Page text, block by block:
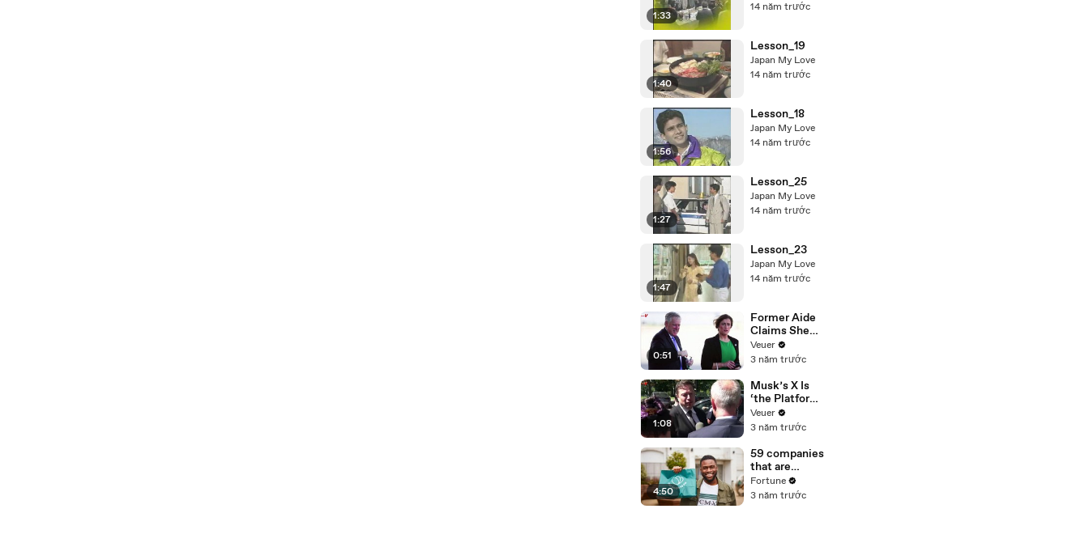
1:33
14 năm trước
1:40
Lesson_19
Japan My Love
14 năm trước
1:56
Lesson_18
Japan My Love
14 năm trước
1:27
Lesson_25
Japan My Love
14 năm trước
1:47
Lesson_23
Japan My Love
14 năm trước
0:51
Former Aide
Claims She
Was Asked to
Make a ‘Hit
Trump
Veuer
3 năm trước
1:08
Musk’s X Is
‘the Platform
With the
Largest Ratio
Misinformatio
n or
Disinformatio
n’ Amongst
All Social
Veuer
3 năm trước
4:50
59 companies
that are
changing the
world: From
Fortune
3 năm trước